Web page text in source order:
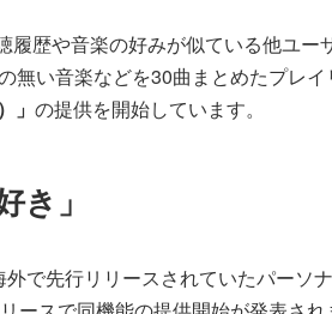
履歴や音楽の好みが似ている他ユー
無い音楽などを30曲まとめたプレイ
」 の提供を開始しています。
き」
で先行リリースされていたパーソナ